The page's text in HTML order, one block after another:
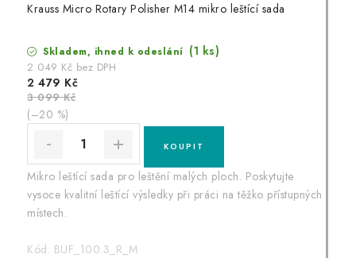
Krauss Micro Rotary Polisher M14 mikro leštící sada
Skladem, ihned k odeslání (1 ks)
2 049 Kč bez DPH
2 479 Kč
3 099 Kč
(–20 %)
Mikro leštící sada pro leštění malých ploch. Poskytujte
vysoce kvalitní leštící výsledky při práci na těžko přístupných
místech.
Kód: BUF_100.3_R_M